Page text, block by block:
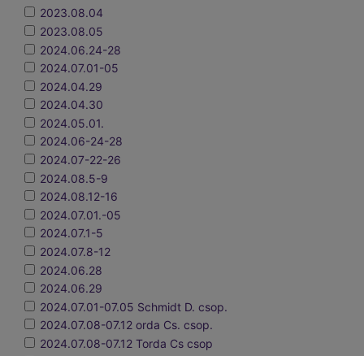
2023.08.04
2023.08.05
2024.06.24-28
2024.07.01-05
2024.04.29
2024.04.30
2024.05.01.
2024.06-24-28
2024.07-22-26
2024.08.5-9
2024.08.12-16
2024.07.01.-05
2024.07.1-5
2024.07.8-12
2024.06.28
2024.06.29
2024.07.01-07.05 Schmidt D. csop.
2024.07.08-07.12 orda Cs. csop.
2024.07.08-07.12 Torda Cs csop